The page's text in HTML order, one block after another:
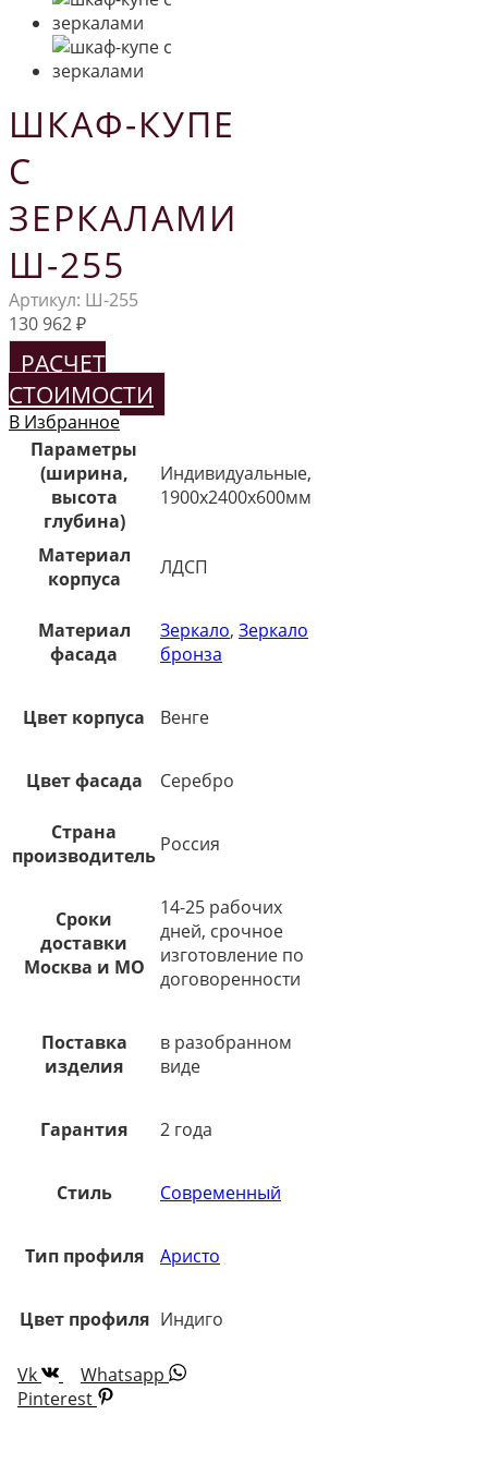
ШКАФ-КУПЕ
С
ЗЕРКАЛАМИ
Ш-255
Артикул: Ш-255
130 962₽
РАСЧЕТ
СТОИМОСТИ
В Избранное
Параметры
(ширина,
высота
глубина)
Индивидуальные,
1900х2400х600мм
Материал
корпуса
ЛДСП
Материал
фасада
Зеркало, Зеркало
бронза
Цвет корпуса Венге
Цвет фасада Серебро
Страна
производитель Россия
Сроки
доставки
Москва и МО
14-25 рабочих
дней, срочное
изготовление по
договоренности
Поставка
изделия
в разобранном
виде
Гарантия 2 года
Стиль Современный
Тип профиля Аристо
Цвет профиля Индиго
Vk
Whatsapp
Pinterest